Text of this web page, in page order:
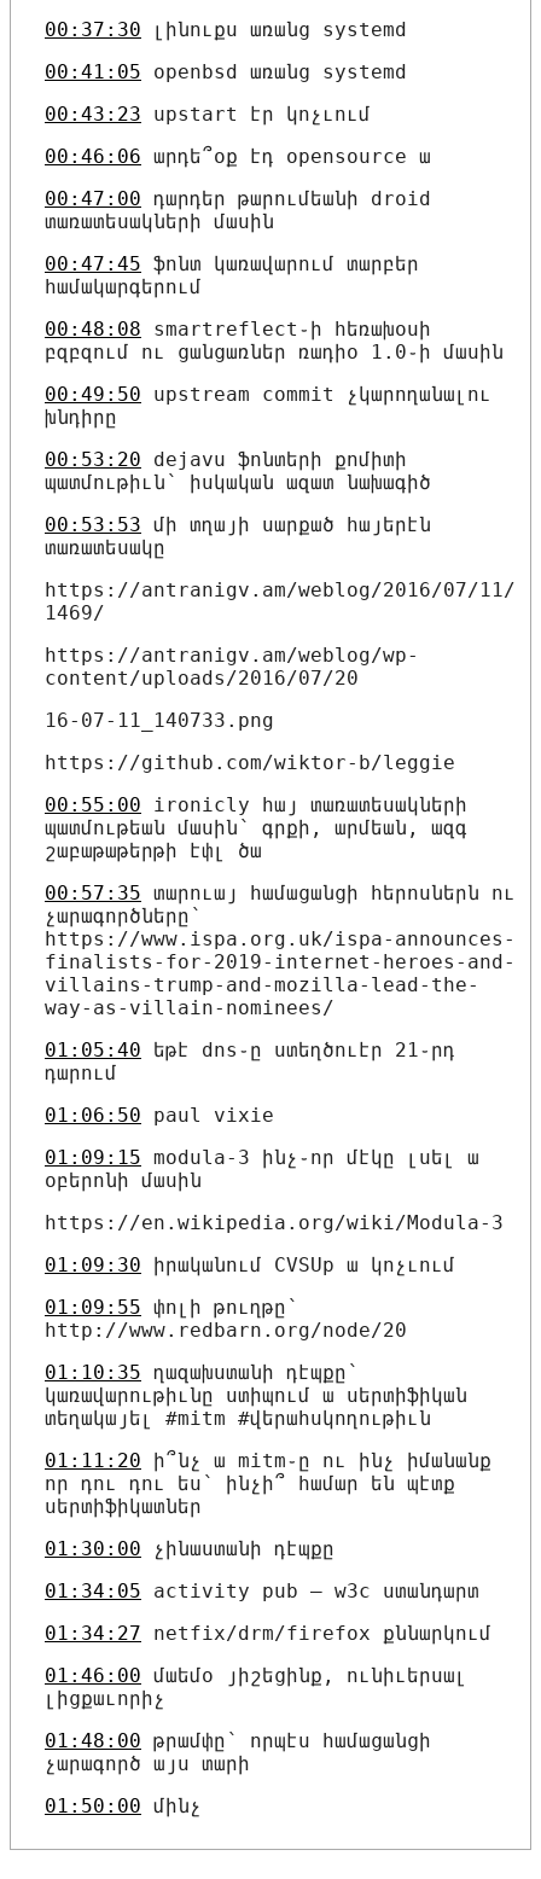
00:37:30 լինուքս առանց systemd
00:41:05 openbsd առանց systemd
00:43:23 upstart էր կոչւում
00:46:06 արդե՞օք էդ opensource ա
00:47:00 դարդեր թարումեանի droid
տառատեսակների մասին
00:47:45 ֆոնտ կառավարում տարբեր
համակարգերում
00:48:08 smartreflect֊ի հեռախօսի
բզբզում ու ցանցառներ ռադիօ 1.0֊ի մասին
00:49:50 upstream commit չկարողանալու
խնդիրը
00:53:20 dejavu ֆոնտերի քոմիտի
պատմութիւն՝ իսկական ազատ նախագիծ
00:53:53 մի տղայի սարքած հայերէն
տառատեսակը
https://antranigv.am/weblog/2016/07/11/
1469/
https://antranigv.am/weblog/wp-
content/uploads/2016/07/20
16-07-11_140733.png
https://github.com/wiktor-b/leggie
00:55:00 ironicly հայ տառատեսակների
պատմութեան մասին՝ գրքի, արմեան, ազգ
շաբաթաթերթի էփլ ծա
00:57:35 տարուայ համացանցի հերոսներն ու
չարագործները՝
https://www.ispa.org.uk/ispa-announces-
finalists-for-2019-internet-heroes-and-
villains-trump-and-mozilla-lead-the-
way-as-villain-nominees/
01:05:40 եթէ dns֊ը ստեղծուէր 21֊րդ
դարում
01:06:50 paul vixie
01:09:15 modula-3 ինչ֊որ մէկը լսել ա
օբերոնի մասին
https://en.wikipedia.org/wiki/Modula-3
01:09:30 իրականում CVSUp ա կոչւում
01:09:55 փոլի թուղթը՝
http://www.redbarn.org/node/20
01:10:35 ղազախստանի դէպքը՝
կառավարութիւնը ստիպում ա սերտիֆիկան
տեղակայել #mitm #վերահսկողութիւն
01:11:20 ի՞նչ ա mitm֊ը ու ինչ իմանանք
որ դու դու ես՝ ինչի՞ համար են պէտք
սերտիֆիկատներ
01:30:00 չինաստանի դէպքը
01:34:05
activity pub — w3c ստանդարտ
01:34:27 netfix/drm/firefox քննարկում
01:46:00 մաեմօ յիշեցինք, ունիւերսալ
լիցքաւորիչ
01:48:00 թրամփը՝ որպէս համացանցի
չարագործ այս տարի
01:50:00 մինչ